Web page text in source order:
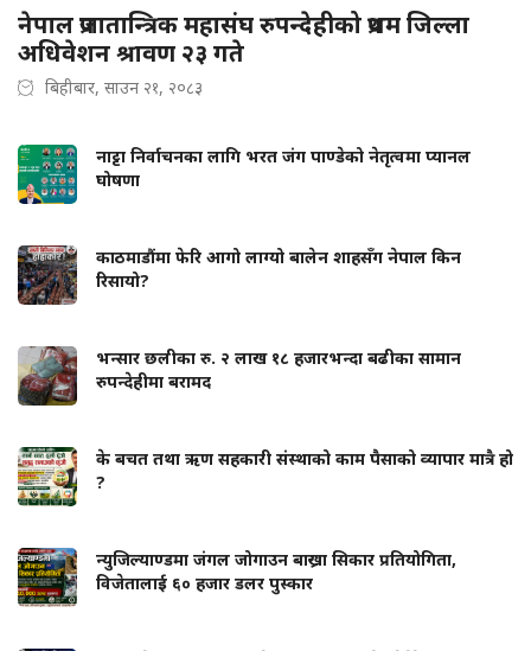
नेपाल प्रजातान्त्रिक महासंघ रुपन्देहीको प्रथम जिल्ला
अधिवेशन श्रावण २३ गते
बिहीबार, साउन २१, २०८३
नाट्टा निर्वाचनका लागि भरत जंग पाण्डेको नेतृत्वमा प्यानल
घोषणा
काठमाडौंमा फेरि आगो लाग्यो बालेन शाहसँग नेपाल किन
रिसायो?
भन्सार छलीका रु. २ लाख १८ हजारभन्दा बढीका सामान
रुपन्देहीमा बरामद
के बचत तथा ऋण सहकारी संस्थाको काम पैसाको व्यापार मात्रै हो
?
न्युजिल्याण्डमा जंगल जोगाउन बाख्रा सिकार प्रतियोगिता,
विजेतालाई ६० हजार डलर पुस्कार